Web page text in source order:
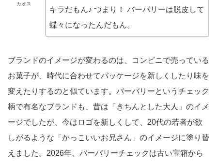
カオス
キラだもん♪ つまり！ バーバリーは脱皮して
蝶々になったんだもん。
ブランドのイメージが変わるのは、コンビニで売っている
お菓子が、時代に合わせてパッケージを新しくしたり味を
変えたりするのと似ています。バーバリーというチェック
柄で有名なブランドも、昔は「きちんとした大人」のイメ
ージでしたが、今はロゴを新しくして、20代の若者が欲
しがるような「かっこいいお兄さん」のイメージに塗り替
えました。2026年、バーバリーチェックは古い宝箱から